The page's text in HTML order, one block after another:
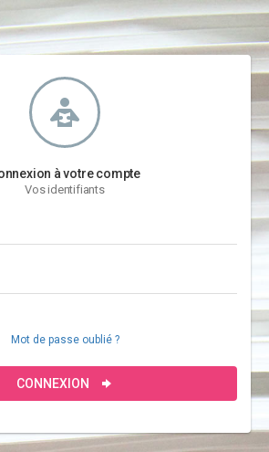
à votre compte
Vos identifiants
Mot de passe oublié ?
CONNEXION